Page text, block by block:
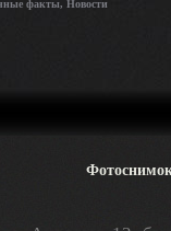
факты, Новости